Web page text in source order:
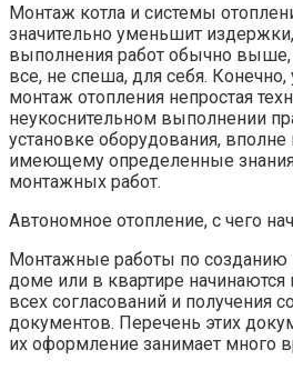
Монтаж котла и системы
значительно уменьшит
выполнения работ обычно выше,
все, не спеша, для себя. Конечно,
монтаж отопления непростая
неукоснительном выполнении
установке оборудования,
имеющему определенные
монтажных работ.
Автономное отопление, с чего
Монтажные работы по созданию
доме или в квартире
всех согласований и получения
документов. Перечень этих
их оформление занимает много